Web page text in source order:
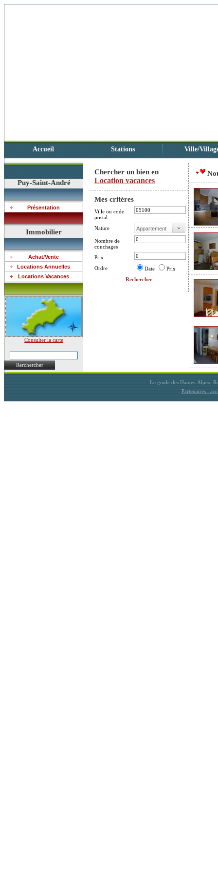
Accueil Stations Ville/
Puy-Saint-André
Présentation
Immobilier
Achat/Vente
Locations Annuelles
Locations Vacances
Consulter la carte
Rerchercher
Chercher un bien en
Location vacances
Mes critères
Ville ou code
postal
Nature
Nombre de
couchages
Prix
Ordre
Date
Prix
Rechercher
Le guide des Hautes-Alpes
Partenaires :